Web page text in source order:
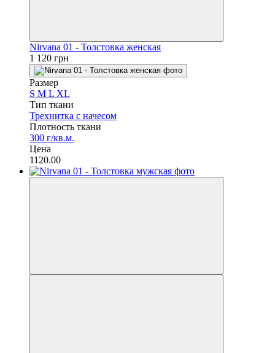
Nirvana 01 - Толстовка женская
1 120 грн
Размер
S M L XL
Тип ткани
Трехнитка с начесом
Плотность ткани
300 г/кв.м.
Цена
1120.00